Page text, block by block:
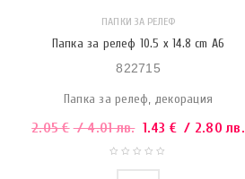
ПАПКИ ЗА РЕЛЕФ
Папка за релеф 10.5 x 14.8 cm A6
822715
Папка за релеф, декорация
2.05€ / 4.01 лв. 1.43 € / 2.80 лв.